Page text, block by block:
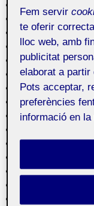
Creación
Cultura
Cultura digital
Diseño
Dispositivos
Empresa
Experiencia de
Formación
Gestión de
Herramientas
Fem servir
te oferir
lloc web, amb
publicitat
elaborat a partir
Pots acceptar,
preferències
informació en la